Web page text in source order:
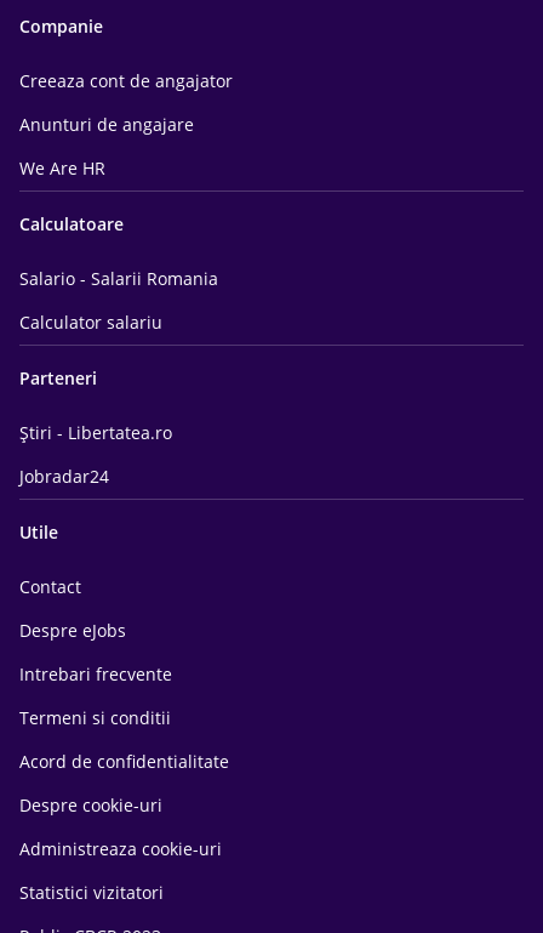
Companie
Creeaza cont de angajator
Anunturi de angajare
We Are HR
Calculatoare
Salario - Salarii Romania
Calculator salariu
Parteneri
Știri - Libertatea.ro
Jobradar24
Utile
Contact
Despre eJobs
Intrebari frecvente
Termeni si conditii
Acord de confidentialitate
Despre cookie-uri
Administreaza cookie-uri
Statistici vizitatori